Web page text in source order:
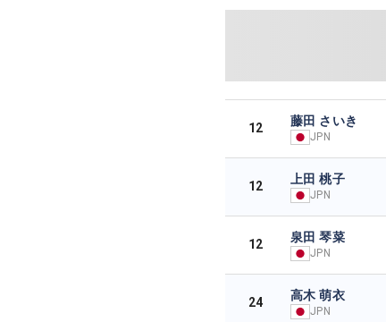
12 藤田 さいき
JPN
12 上田 桃子
JPN
12 泉田 琴菜
JPN
24 高木 萌衣
JPN